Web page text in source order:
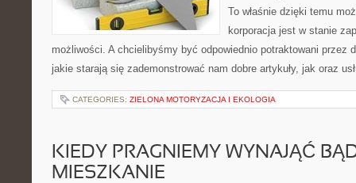
To właśnie dzięki temu
korporacja jest w stanie
możliwości. A chcielibyśmy być odpowiednio potraktowani przez
jakie starają się zademonstrować nam dobre artykuły, jak oraz
CATEGORIES: ZIELONA MOTORYZACJA I EKOLOGIA
KIEDY PRAGNIEMY WYNAJĄĆ
MIESZKANIE